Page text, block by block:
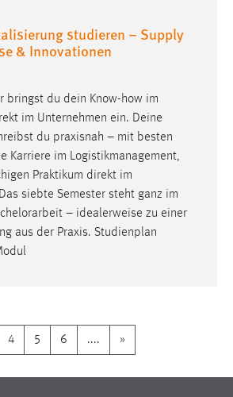
studieren – Supply
& Innovationen
bringst du dein Know-how im
im Unternehmen ein. Deine
du praxisnah – mit besten
Karriere im Logistikmanagement,
Praktikum direkt im
siebte Semester steht ganz im
– idealerweise zu einer
aus der Praxis. Studienplan
4 5 6 .... »